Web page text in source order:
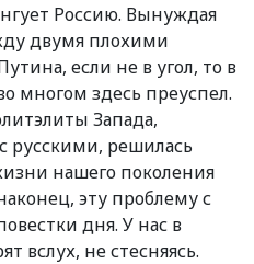
Россию. Вынуждая
двумя плохими
если не в угол, то в
многом здесь преуспел.
Запада,
русскими, решилась
нашего поколения
эту проблему с
дня. У нас в
вслух, не стесняясь.